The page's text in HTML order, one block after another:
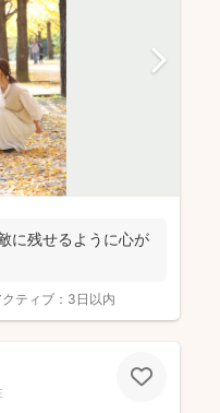
に残せるように心が
ティブ： 3日以内